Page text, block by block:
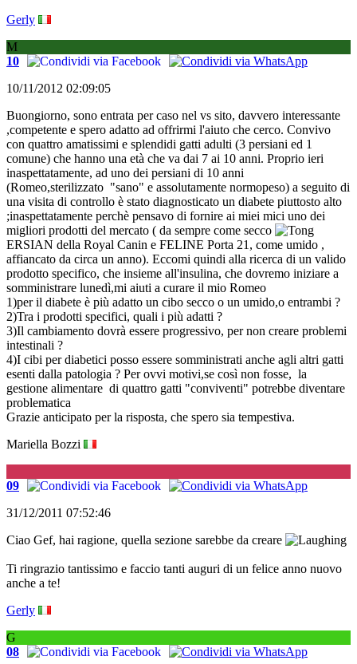
Gerly
M
10
10/11/2012 02:09:05
Buongiorno, sono entrata per caso nel vs sito, davvero interessante
,competente e spero adatto ad offrirmi l'aiuto che cerco. Convivo
con quattro amatissimi e splendidi gatti adulti (3 persiani ed 1
comune) che hanno una età che va dai 7 ai 10 anni. Proprio ieri
inaspettatamente, ad uno dei persiani di 10 anni
(Romeo,sterilizzato "sano" e assolutamente normopeso) a seguito di
una visita di controllo è stato diagnosticato un diabete piuttosto alto
;inaspettatamente perchè pensavo di fornire ai miei mici uno dei
migliori prodotti del mercato ( da sempre come secco
ERSIAN della Royal Canin e FELINE Porta 21, come umido ,
affiancato da circa un anno). Eccomi quindi alla ricerca di un valido
prodotto specifico, che insieme all'insulina, che dovremo iniziare a
somministrare lunedì,mi aiuti a curare il mio Romeo
1)per il diabete è più adatto un cibo secco o un umido,o entrambi ?
2)Tra i prodotti specifici, quali i più adatti ?
3)Il cambiamento dovrà essere progressivo, per non creare problemi
intestinali ?
4)I cibi per diabetici posso essere somministrati anche agli altri gatti
esenti dalla patologia ? Per ovvi motivi,se così non fosse, la
gestione alimentare di quattro gatti "conviventi" potrebbe diventare
problematica
Grazie anticipato per la risposta, che spero sia tempestiva.
Mariella Bozzi
09
31/12/2011 07:52:46
Ciao Gef, hai ragione, quella sezione sarebbe da creare
Ti ringrazio tantissimo e faccio tanti auguri di un felice anno nuovo
anche a te!
Gerly
G
08